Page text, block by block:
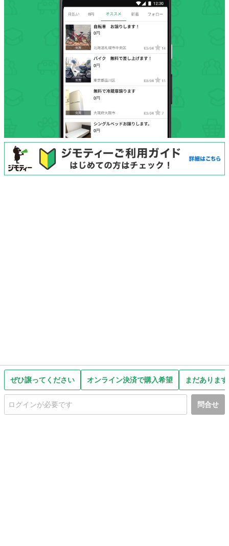
ぜひ譲ってください オンライン決済で購入希望 まだありま
問合せ